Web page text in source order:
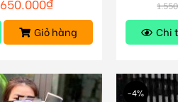
650.000₫
Giỏ hàng Chi
-4%